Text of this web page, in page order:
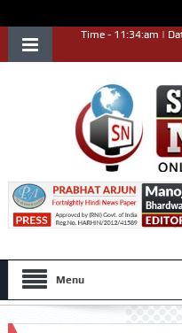
Time - 11:34:am |
Menu